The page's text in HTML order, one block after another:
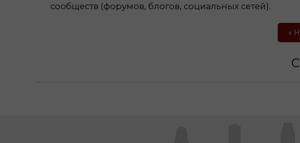
сообществ (форумов, блогов, социальных сетей).
«